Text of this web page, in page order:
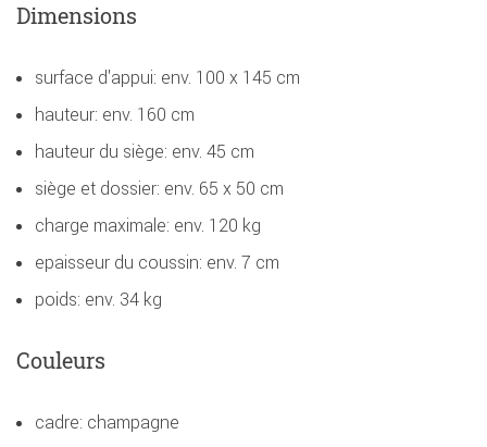
Dimensions
surface d'appui: env. 100 x 145 cm
hauteur: env. 160 cm
hauteur du siège: env. 45 cm
siège et dossier: env. 65 x 50 cm
charge maximale: env. 120 kg
epaisseur du coussin: env. 7 cm
poids: env. 34 kg
Couleurs
cadre: champagne